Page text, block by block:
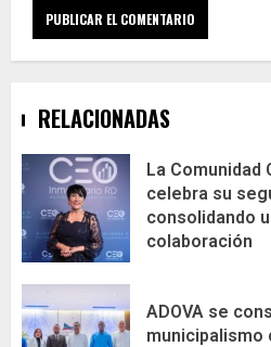
RELACIONADAS
La Comunidad
celebra su
consolidando
colaboración
ADOVA se
municipalismo